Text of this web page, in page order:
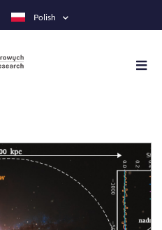
do
Polish